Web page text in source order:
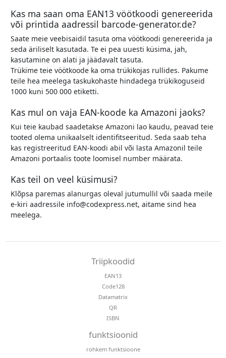
Kas ma saan oma EAN13 vöötkoodi genereerida
või printida aadressil barcode-generator.de?
Saate meie veebisaidil tasuta oma vöötkoodi genereerida ja
seda äriliselt kasutada. Te ei pea uuesti küsima, jah,
kasutamine on alati ja jäädavalt tasuta.
Trükime teie vöötkoode ka oma trükikojas rullides. Pakume
teile hea meelega taskukohaste hindadega trükikoguseid
1000 kuni 500 000 etiketti.
Kas mul on vaja EAN-koode ka Amazoni jaoks?
Kui teie kaubad saadetakse Amazoni lao kaudu, peavad teie
tooted olema unikaalselt identifitseeritud. Seda saab teha
kas registreeritud EAN-koodi abil või lasta Amazonil teile
Amazoni portaalis toote loomisel number määrata.
Kas teil on veel küsimusi?
Klõpsa paremas alanurgas oleval jutumullil või saada meile
e-kiri aadressile info@codexpress.net, aitame sind hea
meelega.
Triipkoodid
EAN13
Code128
Datamatrix
QR
ISBN
funktsioonid
rohkem funktsioone